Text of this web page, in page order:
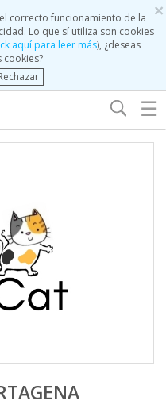
×
correcto funcionamiento de la
Lo que sí utiliza son cookies
aquí para leer más), ¿deseas
cookies?
☰